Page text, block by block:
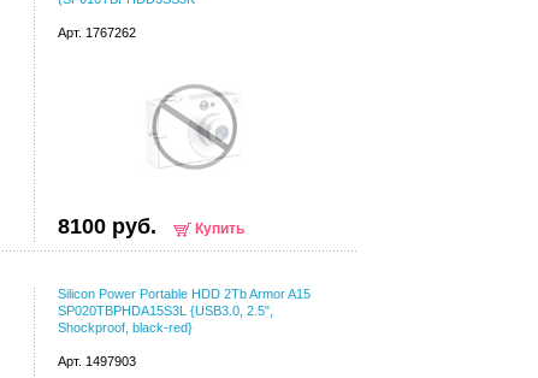
Арт. 1767262
8100 руб. Купить
Silicon Power Portable HDD 2Tb Armor A15
SP020TBPHDA15S3L {USB3.0, 2.5",
Shockproof, black-red}
Арт. 1497903